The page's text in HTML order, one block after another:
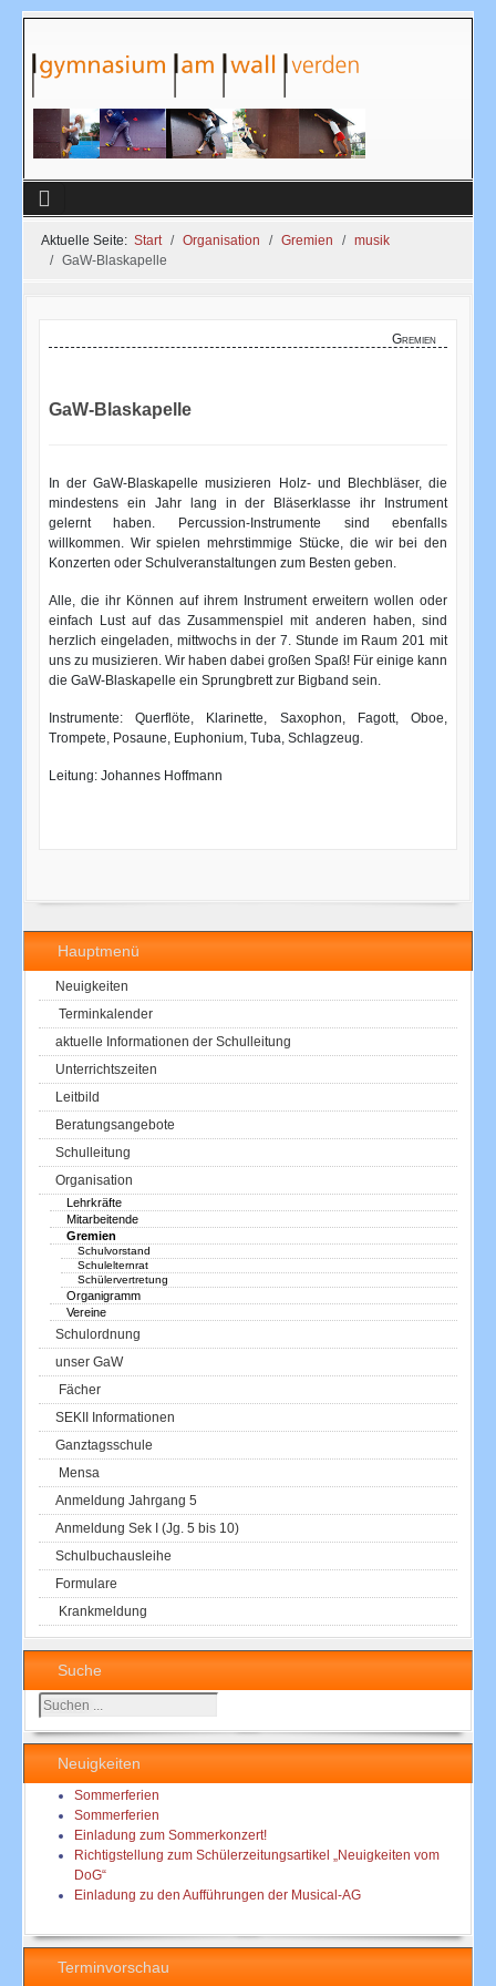
Aktuelle Seite: Start Organisation Gremien
musik
GaW-Blaskapelle
Hauptmenü
Neuigkeiten
Terminkalender
aktuelle Informationen der Schulleitung
Unterrichtszeiten
Leitbild
Beratungsangebote
Schulleitung
Organisation
Lehrkräfte
Mitarbeitende
Gremien
Schulvorstand
Schulelternrat
Schülervertretung
Organigramm
Vereine
Schulordnung
unser GaW
Fächer
SEKII Informationen
Ganztagsschule
Mensa
Anmeldung Jahrgang 5
Anmeldung Sek I (Jg. 5 bis 10)
Schulbuchausleihe
Formulare
Krankmeldung
Suche
Suchen
...
Neuigkeiten
Sommerferien
Sommerferien
Einladung zum Sommerkonzert!
Richtigstellung zum Schülerzeitungsartikel „Neuigkeiten vom
DoG“
Einladung zu den Aufführungen der Musical-AG
Terminvorschau
Gremien
GaW-Blaskapelle
In der GaW-Blaskapelle musizieren Holz- und Blechbläser, die
mindestens ein Jahr lang in der Bläserklasse ihr Instrument
gelernt haben. Percussion-Instrumente sind ebenfalls
willkommen. Wir spielen mehrstimmige Stücke, die wir bei den
Konzerten oder Schulveranstaltungen zum Besten geben.
Alle, die ihr Können auf ihrem Instrument erweitern wollen oder
einfach Lust auf das Zusammenspiel mit anderen haben, sind
herzlich eingeladen, mittwochs in der 7. Stunde im Raum 201 mit
uns zu musizieren. Wir haben dabei großen Spaß! Für einige kann
die GaW-Blaskapelle ein Sprungbrett zur Bigband sein.
Instrumente: Querflöte, Klarinette, Saxophon, Fagott, Oboe,
Trompete, Posaune, Euphonium, Tuba, Schlagzeug.
Leitung: Johannes Hoffmann